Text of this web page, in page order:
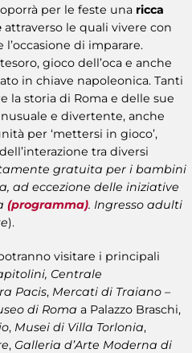
per le feste una ricca
attraverso le quali vivere con
di imparare.
gioco dell’oca e anche
in chiave napoleonica. Tanti
la storia di Roma e delle sue
e divertente, anche
per ‘mettersi in gioco’,
tra diversi
gratuita per i bambini
ad eccezione delle iniziative
(programma). Ingresso adulti
).
visitare i principali
Centrale
Pacis, Mercati di Traiano –
di Roma a Palazzo Braschi,
, Musei di Villa Torlonia,
, Galleria d’Arte Moderna di